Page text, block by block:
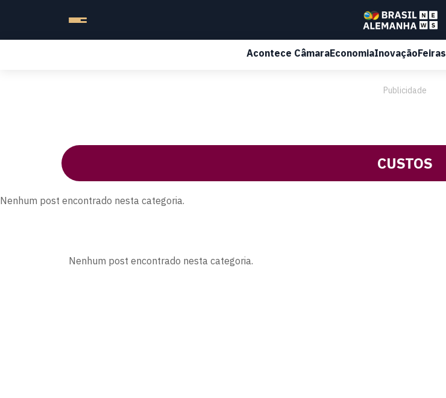
Acontece CâmaraEconomiaInovaçãoFeiras
Publicidade
CUSTOS
Nenhum post encontrado nesta categoria.
Nenhum post encontrado nesta categoria.